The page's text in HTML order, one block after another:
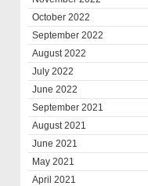
October 2022
September 2022
August 2022
July 2022
June 2022
September 2021
August 2021
June 2021
May 2021
April 2021